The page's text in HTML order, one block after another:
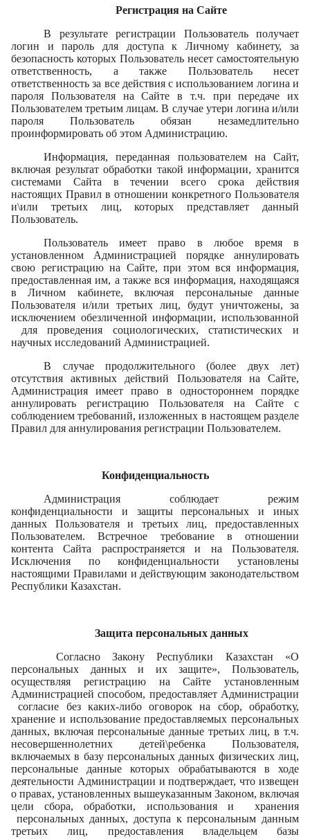
Регистрация на Сайте
В результате регистрации Пользователь получает
логин и пароль для доступа к Личному кабинету, за
безопасность которых Пользователь несет самостоятельную
ответственность, а также Пользователь несет
ответственность за все действия с использованием логина и
пароля Пользователя на Сайте в т.ч. при передаче их
Пользователем третьим лицам. В случае утери логина и/или
пароля Пользователь обязан незамедлительно
проинформировать об этом Администрацию.
Информация, переданная пользователем на Сайт,
включая результат обработки такой информации, хранится
системами Сайта в течении всего срока действия
настоящих Правил в отношении конкретного Пользователя
и\или третьих лиц, которых представляет данный
Пользователь.
Пользователь имеет право в любое время в
установленном Администрацией порядке аннулировать
свою регистрацию на Сайте, при этом вся информация,
предоставленная им, а также вся информация, находящаяся
в Личном кабинете, включая персональные данные
Пользователя и/или третьих лиц, будут уничтожены, за
исключением обезличенной информации, использованной
для проведения социологических, статистических и
научных исследований Администрацией.
В случае продолжительного (более двух лет)
отсутствия активных действий Пользователя на Сайте,
Администрация имеет право в одностороннем порядке
аннулировать регистрацию Пользователя на Сайте с
соблюдением требований, изложенных в настоящем разделе
Правил для аннулирования регистрации Пользователем.
Конфиденциальность
Администрация соблюдает режим
конфиденциальности и защиты персональных и иных
данных Пользователя и третьих лиц, предоставленных
Пользователем. Встречное требование в отношении
контента Сайта распространяется и на Пользователя.
Исключения по конфиденциальности установлены
настоящими Правилами и действующим законодательством
Республики Казахстан.
Защита персональных данных
Согласно Закону Республики Казахстан «О
персональных данных и их защите», Пользователь,
осуществляя регистрацию на Сайте установленным
Администрацией способом, предоставляет Администрации
согласие без каких-либо оговорок на сбор, обработку,
хранение и использование предоставляемых персональных
данных, включая персональные данные третьих лиц, в т.ч.
несовершеннолетних детей\ребенка Пользователя,
включаемых в базу персональных данных физических лиц,
персональные данные которых обрабатываются в ходе
деятельности Администрации и подтверждает, что извещен
о правах, установленных вышеуказанным Законом, включая
цели сбора, обработки, использования и хранения
персональных данных, доступа к персональным данным
третьих лиц, предоставления владельцем базы